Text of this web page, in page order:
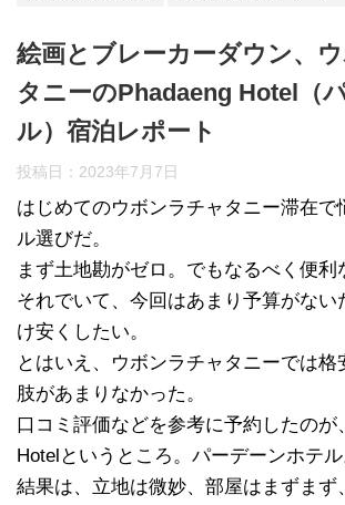
絵画とブレーカーダウン、
タニーのPhadaeng Hotel（
ル）宿泊レポート
投稿日： 2023年7月7日
はじめてのウボンラチャタニー滞在で
ル選びだ。
まず土地勘がゼロ。でもなるべく便利
それでいて、今回はあまり予算がない
け安くしたい。
とはいえ、ウボンラチャタニーでは格
肢があまりなかった。
口コミ評価などを参考に予約したのが
Hotelというところ。パーデーンホテル
結果は、立地は微妙、部屋はまずまず